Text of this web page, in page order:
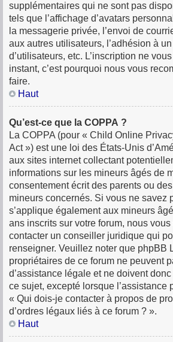
supplémentaires qui ne sont pas
tels que l’affichage d’avatars
la messagerie privée, l’envoi de
aux autres utilisateurs, l’adhésion à
d’utilisateurs, etc. L’inscription ne
instant, c’est pourquoi nous vous
faire.
Haut
Qu’est-ce que la COPPA ?
La COPPA (pour « Child Online
Act ») est une loi des États-Unis
aux sites internet collectant
informations sur les mineurs âgés de
consentement écrit des parents ou
mineurs concernés. Si vous ne savez
s’applique également aux mineurs
ans inscrits sur votre forum, nous
contacter un conseiller juridique qui
renseigner. Veuillez noter que phpBB
propriétaires de ce forum ne peuvent
d’assistance légale et ne doivent
ce sujet, excepté lorsque l’assistance
« Qui dois-je contacter à propos de
d’ordres légaux liés à ce forum ? ».
Haut